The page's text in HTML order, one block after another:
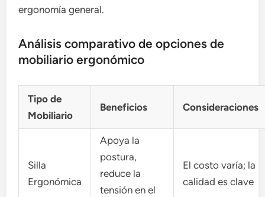
ergonomía general.
Análisis comparativo de opciones de
mobiliario ergonómico
Tipo de
Mobiliario
Beneficios Consideraciones
Silla
Ergonómica
Apoya la
postura,
reduce la
tensión en el
El costo varía; la
calidad es clave